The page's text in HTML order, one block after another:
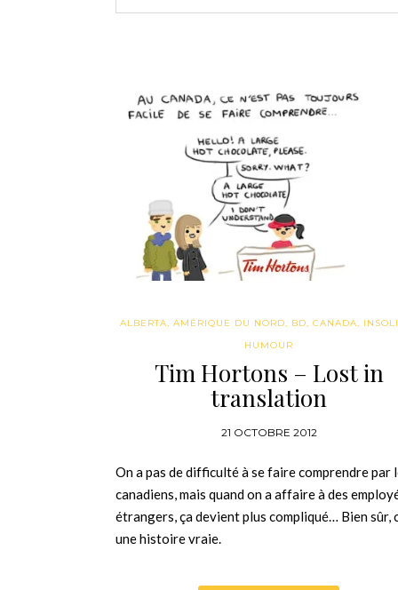
ALBERTA, AMÉRIQUE DU NORD, BD, CANADA,
HUMOUR
Tim Hortons – Lost in
translation
21 OCTOBRE 2012
On a pas de difficulté à se faire comprendre par
canadiens, mais quand on a affaire à des
étrangers, ça devient plus compliqué… Bien sûr,
une histoire vraie.